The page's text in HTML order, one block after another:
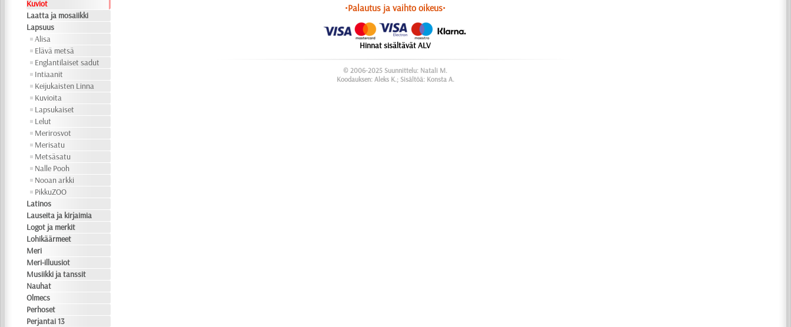
Kuviot
Laatta ja mosaiikki
Lapsuus
Alisa
Elävä metsä
Englantilaiset sadut
Intiaanit
Keijukaisten Linna
Kuvioita
Lapsukaiset
Lelut
Merirosvot
Merisatu
Metsäsatu
Nalle Pooh
Nooan arkki
PikkuZOO
Latinos
Lauseita ja kirjaimia
Logot ja merkit
Lohikäärmeet
Meri
Meri-illuusiot
Musiikki ja tanssit
Nauhat
Olmecs
Perhoset
Perjantai 13
•Palautus ja vaihto oikeus•
Hinnat sisältävät ALV
© 2006-2025 Suunnittelu: Natali M.
Koodauksen: Aleks K.; Sisältöä: Konsta A.